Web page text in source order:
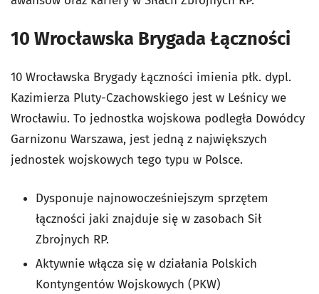
10 Wrocławska Brygada Łączności
10 Wrocławska Brygady Łączności imienia płk. dypl.
Kazimierza Pluty-Czachowskiego jest w Leśnicy we
Wrocławiu. To jednostka wojskowa podległa Dowódcy
Garnizonu Warszawa, jest jedną z największych
jednostek wojskowych tego typu w Polsce.
Dysponuje najnowocześniejszym sprzętem
łączności jaki znajduje się w zasobach Sił
Zbrojnych RP.
Aktywnie włącza się w działania Polskich
Kontyngentów Wojskowych (PKW)